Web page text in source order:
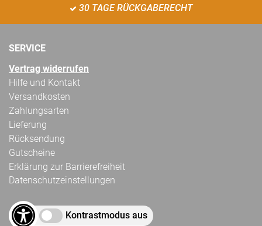
30 TAGE RÜCKGABERECHT
SERVICE
Vertrag widerrufen
Hilfe und Kontakt
Versandkosten
Zahlungsarten
Lieferung
Rücksendung
Gutscheine
Erklärung zur Barrierefreiheit
Datenschutzeinstellungen
Kontrastmodus aus